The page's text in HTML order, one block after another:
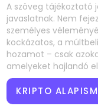
A szöveg tájékoztató
javaslatnak. Nem
személyes
kockázatos, a
hozamot – csak
amelyeket hajlandó
KRIPTO